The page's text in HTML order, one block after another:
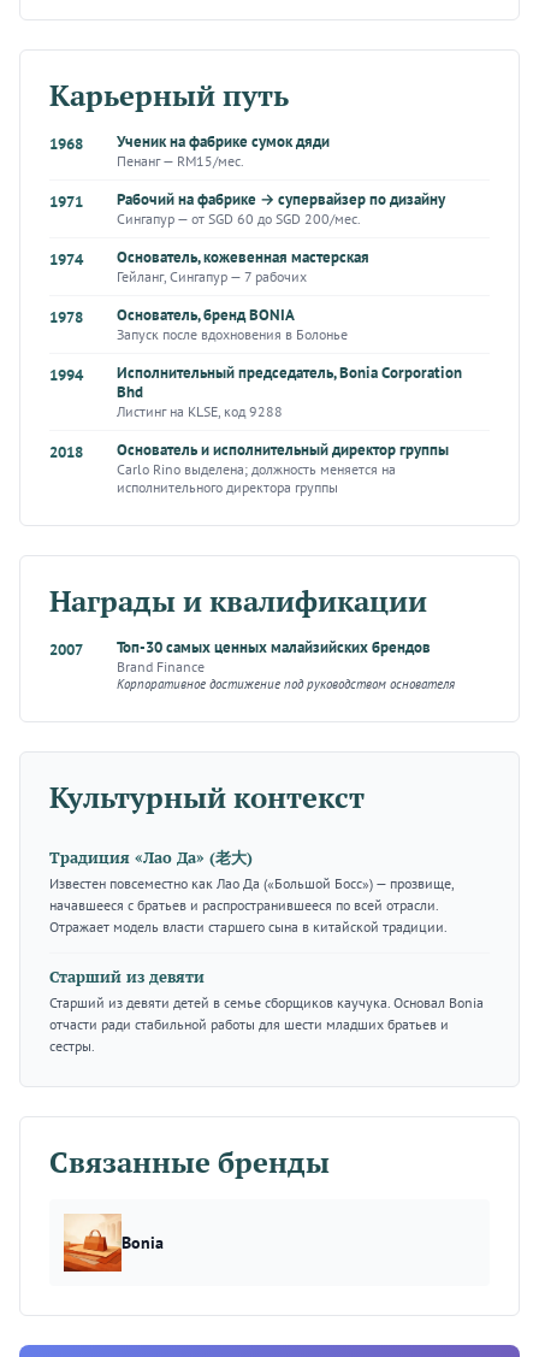
Карьерный путь
1968 Ученик на фабрике сумок дяди
Пенанг — RM15/мес.
1971 Рабочий на фабрике → супервайзер по дизайну
Сингапур — от SGD 60 до SGD 200/мес.
1974 Основатель, кожевенная мастерская
Гейланг, Сингапур — 7 рабочих
1978 Основатель, бренд BONIA
Запуск после вдохновения в Болонье
1994
Исполнительный председатель, Bonia Corporation
Bhd
Листинг на KLSE, код 9288
2018 Основатель и исполнительный директор группы
Carlo Rino выделена; должность меняется на
исполнительного директора группы
Награды и квалификации
2007 Топ-30 самых ценных малайзийских брендов
Brand Finance
Корпоративное достижение под руководством основателя
Культурный контекст
Традиция «Лао Да» (老大)
Известен повсеместно как Лао Да («Большой Босс») — прозвище,
начавшееся с братьев и распространившееся по всей отрасли.
Отражает модель власти старшего сына в китайской традиции.
Старший из девяти
Старший из девяти детей в семье сборщиков каучука. Основал Bonia
отчасти ради стабильной работы для шести младших братьев и
сестры.
Связанные бренды
Bonia